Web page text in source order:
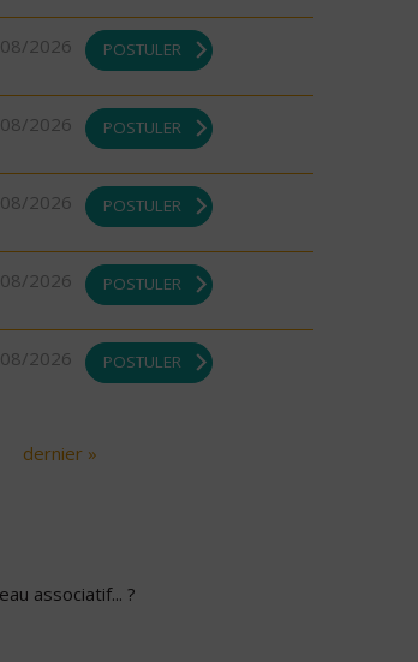
2026 POSTULER
2026 POSTULER
2026 POSTULER
2026 POSTULER
2026 POSTULER
dernier »
associatif... ?